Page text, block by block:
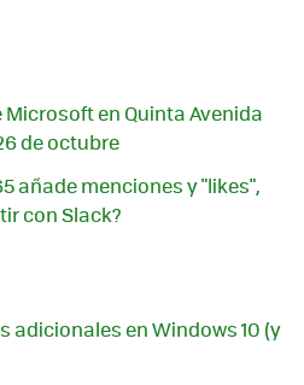
en Quinta Avenida
de octubre
añade menciones y "likes",
con Slack?
adicionales en Windows 10 (y